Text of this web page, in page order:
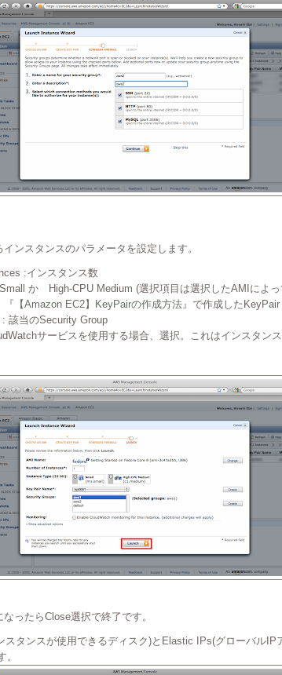
ンスタンスのパラメータを設定します。
:インスタンス数
か High-CPU Medium (選択項目は選択したAMIによ
『 【Amazon EC2】KeyPairの作成方法』 で作成したKeyPair
: 該当のSecurity Group
サービスを使用する場合、選択。これはインスタン
ったらClose選択で終了です。
スタンスが使用できるディスク)とElastic IPs(グローバルIP
。